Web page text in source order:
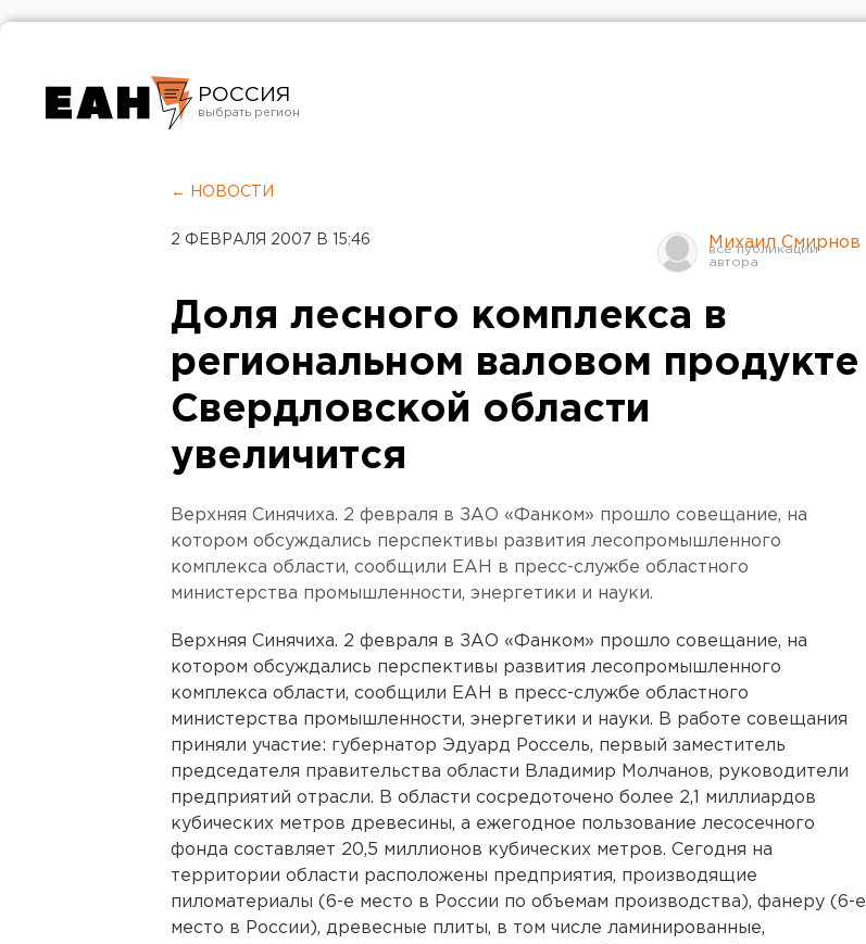
РОССИЯ
Челябинск
← НОВОСТИ
2 ФЕВРАЛЯ 2007 В 15:46 Михаил Смирнов
Доля лесного комплекса в
региональном валовом продукте
Свердловской области
увеличится
Верхняя Синячиха. 2 февраля в ЗАО «Фанком» прошло совещание, на
котором обсуждались перспективы развития лесопромышленного
комплекса области, сообщили ЕАН в пресс-службе областного
министерства промышленности, энергетики и науки.
Верхняя Синячиха. 2 февраля в ЗАО «Фанком» прошло совещание, на
котором обсуждались перспективы развития лесопромышленного
комплекса области, сообщили ЕАН в пресс-службе областного
министерства промышленности, энергетики и науки. В работе совещания
приняли участие: губернатор Эдуард Россель, первый заместитель
председателя правительства области Владимир Молчанов, руководители
предприятий отрасли. В области сосредоточено более 2,1 миллиардов
кубических метров древесины, а ежегодное пользование лесосечного
фонда составляет 20,5 миллионов кубических метров. Сегодня на
территории области расположены предприятия, производящие
пиломатериалы (6-е место в России по объемам производства), фанеру (6-е
место в России), древесные плиты, в том числе ламинированные,